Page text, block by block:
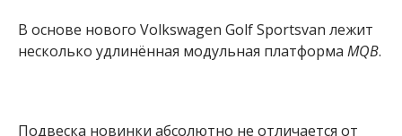
В основе нового Volkswagen Golf Sportsvan лежит
несколько удлинённая модульная платформа MQB.
Подвеска новинки абсолютно не отличается от